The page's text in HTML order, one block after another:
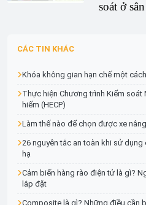
phẩm và
soát ở
thiết bị
để sàng
CÁC TIN KHÁC
Khóa không gian hạn chế một
Thực hiện Chương trình Kiểm soát
hiểm (HECP)
Làm thế nào để chọn được xe
26 nguyên tắc an toàn khi sử dụng
hạ
Cảm biến hàng rào điện tử là gì?
lắp đặt
Composite là gì? Những điều cần